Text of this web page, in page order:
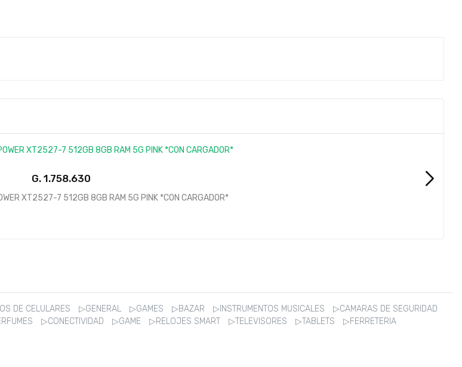
G.
XT2527-7 512GB 8GB RAM 5G PINK *CON CARGADOR*
DE CELULARES ▷GENERAL ▷GAMES ▷BAZAR ▷INSTRUMENTOS MUSICALES
▷CAMARAS DE SEGURIDAD
▷CONECTIVIDAD ▷GAME ▷RELOJES SMART ▷TELEVISORES ▷TABLETS
▷FERRETERIA